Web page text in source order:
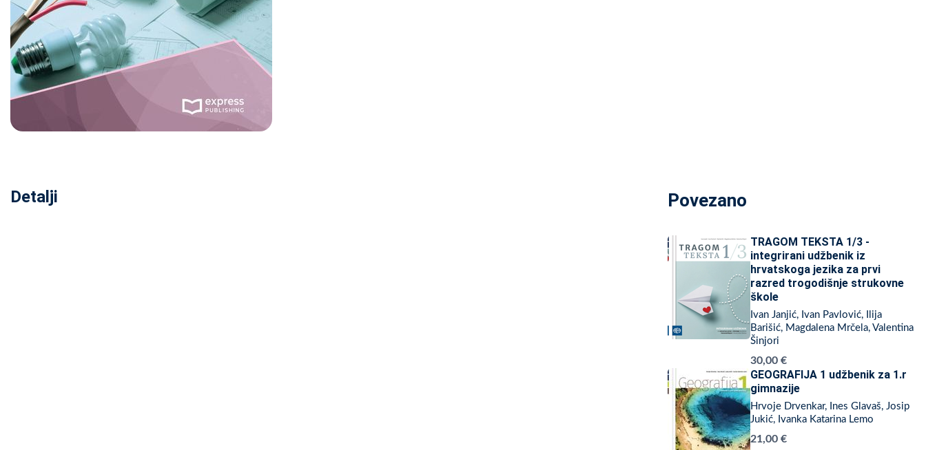
Detalji Povezano
TRAGOM TEKSTA 1/3 -
integrirani udžbenik iz
hrvatskoga jezika za prvi
razred trogodišnje strukovne
škole
Ivan Janjić, Ivan Pavlović, Ilija
Barišić, Magdalena Mrčela, Valentina
Šinjori
30,00 €
GEOGRAFIJA 1 udžbenik za 1.r
gimnazije
Hrvoje Drvenkar, Ines Glavaš, Josip
Jukić, Ivanka Katarina Lemo
21,00 €